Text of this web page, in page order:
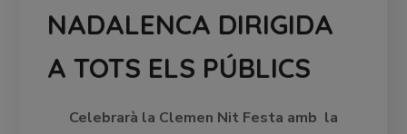
NADALENCA DIRIGIDA
A TOTS ELS PÚBLICS
Celebrarà la Clemen Nit Festa amb la